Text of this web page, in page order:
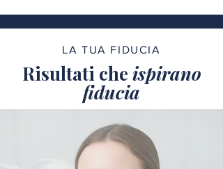
LA TUA FIDUCIA
Risultati che ispirano
fiducia